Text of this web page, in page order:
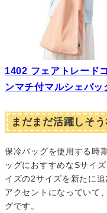
1402 フェアトレード
ンマチ付マルシェバッ
まだまだ活躍しそ
保冷バッグを使用する時
ッグにおすすめなSサイ
イズの2サイズを新たに
アクセントになっていて
グです。